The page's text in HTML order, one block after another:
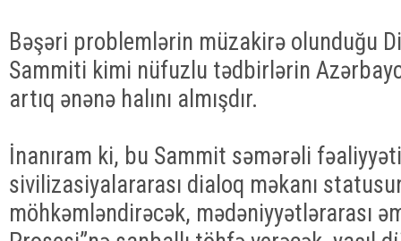
Bəşəri problemlərin müzakirə olunduğu
Sammiti kimi nüfuzlu tədbirlərin
artıq ənənə halını almışdır.
İnanıram ki, bu Sammit səmərəli
sivilizasiyalararası dialoq məkanı
möhkəmləndirəcək, mədəniyyətlərarası